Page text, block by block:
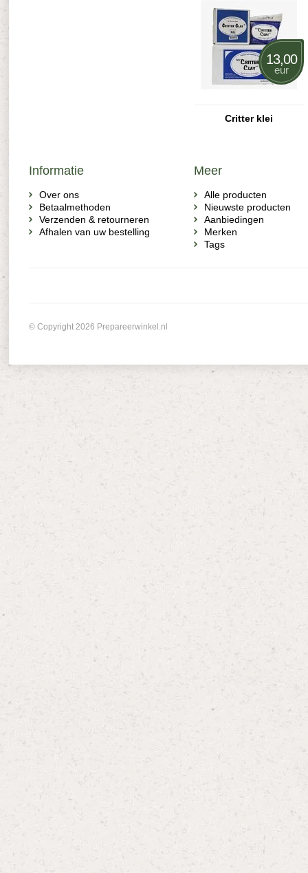
13,00
eur
Critter klei
Informatie
Over ons
Betaalmethoden
Verzenden & retourneren
Afhalen van uw bestelling
Meer
Alle producten
Nieuwste producten
Aanbiedingen
Merken
Tags
© Copyright 2026 Prepareerwinkel.nl